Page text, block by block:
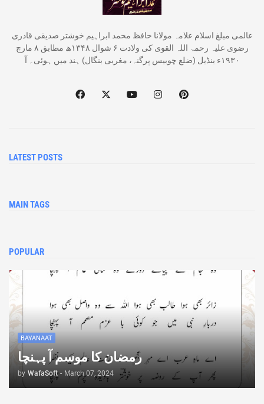
عالمی مبلغ اسلام علامہ مولانا حافظ محمد ابراہیم خوشتر صدیقی قادری
رضوی علیہ رحمۃ اللہ القوی کی ولادت ۶ شوال ۱۳۴۸ھ مطابق ۸ مارچ
۱۹۳۰ء بنڈیل (ضلع چوبیس پرگنہ، مغربی بنگال) ہند میں ہوئی۔ آ
LATEST POSTS
MAIN TAGS
POPULAR
BAYANAAT
رمضان کا موسم آ پہنچا
by WafaSoft - March 07, 2024